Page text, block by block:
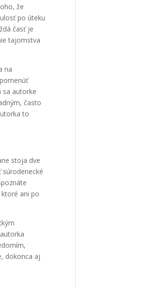
že
po úteku
časť je
tajomstva
na
sa autorke
často
to
stoja dve
ani po
dokonca aj